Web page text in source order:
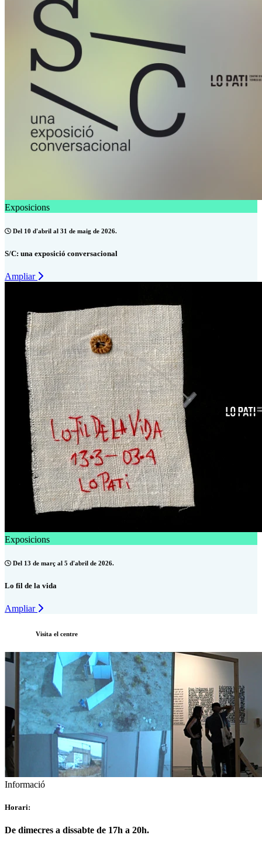
Exposicions
Del 10 d'abril al 31 de maig de 2026.
S/C: una exposició conversacional
Ampliar
Exposicions
Del 13 de març al 5 d'abril de 2026.
Lo fil de la vida
Ampliar
Visita el centre
Informació
Horari:
De dimecres a dissabte de 17h a 20h.